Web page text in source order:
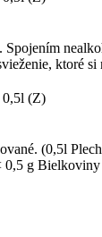
ktoré
(Z)
(0,5l
0,5 g